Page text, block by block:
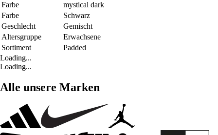
Farbe
mystical dark
Farbe
Schwarz
Geschlecht
Gemischt
Altersgruppe
Erwachsene
Sortiment
Padded
Loading...
Loading...
Alle unsere Marken